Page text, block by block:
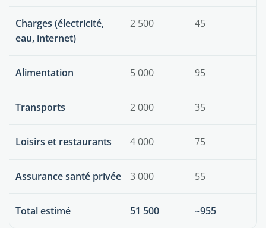
Charges (électricité,
eau, internet)
2 500 45
Alimentation 5 000 95
Transports 2 000 35
Loisirs et restaurants 4 000 75
Assurance santé privée 3 000 55
Total estimé 51 500 ~955